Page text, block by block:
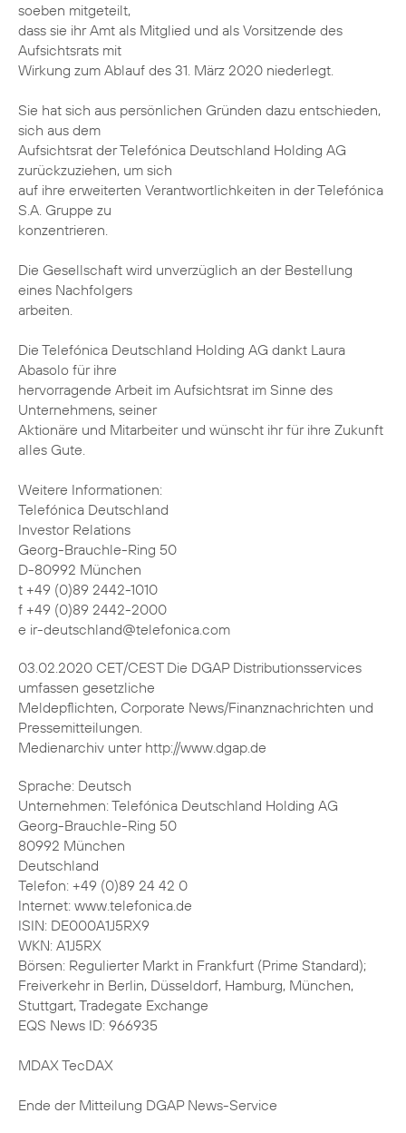
soeben mitgeteilt,
dass sie ihr Amt als Mitglied und als Vorsitzende des
Aufsichtsrats mit
Wirkung zum Ablauf des 31. März 2020 niederlegt.
Sie hat sich aus persönlichen Gründen dazu entschieden,
sich aus dem
Aufsichtsrat der Telefónica Deutschland Holding AG
zurückzuziehen, um sich
auf ihre erweiterten Verantwortlichkeiten in der Telefónica
S.A. Gruppe zu
konzentrieren.
Die Gesellschaft wird unverzüglich an der Bestellung
eines Nachfolgers
arbeiten.
Die Telefónica Deutschland Holding AG dankt Laura
Abasolo für ihre
hervorragende Arbeit im Aufsichtsrat im Sinne des
Unternehmens, seiner
Aktionäre und Mitarbeiter und wünscht ihr für ihre Zukunft
alles Gute.
Weitere Informationen:
Telefónica Deutschland
Investor Relations
Georg-Brauchle-Ring 50
D-80992 München
t +49 (0)89 2442-1010
f +49 (0)89 2442-2000
e ir-deutschland@telefonica.com
03.02.2020 CET/CEST Die DGAP Distributionsservices
umfassen gesetzliche
Meldepflichten, Corporate News/Finanznachrichten und
Pressemitteilungen.
Medienarchiv unter http://www.dgap.de
Sprache: Deutsch
Unternehmen: Telefónica Deutschland Holding AG
Georg-Brauchle-Ring 50
80992 München
Deutschland
Telefon: +49 (0)89 24 42 0
Internet: www.telefonica.de
ISIN: DE000A1J5RX9
WKN: A1J5RX
Börsen: Regulierter Markt in Frankfurt (Prime Standard);
Freiverkehr in Berlin, Düsseldorf, Hamburg, München,
Stuttgart, Tradegate Exchange
EQS News ID: 966935
MDAX TecDAX
Ende der Mitteilung DGAP News-Service